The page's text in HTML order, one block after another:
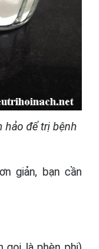
hảo để trị bệnh
giản, bạn cần